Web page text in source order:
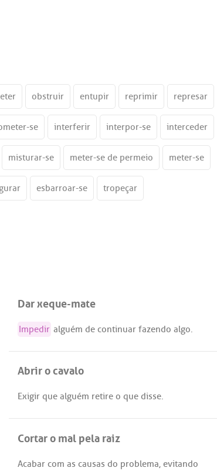
obstruir entupir reprimir represar
se interferir interpor-se interceder
misturar-se meter-se de permeio meter-se
esbarroar-se tropeçar
Dar xeque-mate
Impedir alguém de continuar fazendo algo.
Abrir o cavalo
Exigir que alguém retire o que disse.
Cortar o mal pela raiz
Acabar com as causas do problema, evitando